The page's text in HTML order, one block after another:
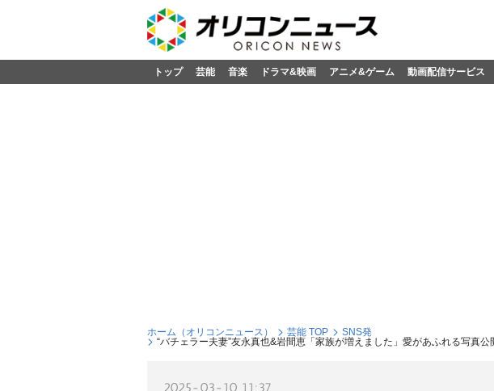
トップ 芸能 音楽 ドラマ&映画 アニメ&ゲーム 動画配信サービス
ホーム（オリコンニュース） 芸能 TOP
SNS発
“バチェラー夫妻”友永真也&岩間恵「家族が増えました」愛があふれる写真
2025-03-10 11:37